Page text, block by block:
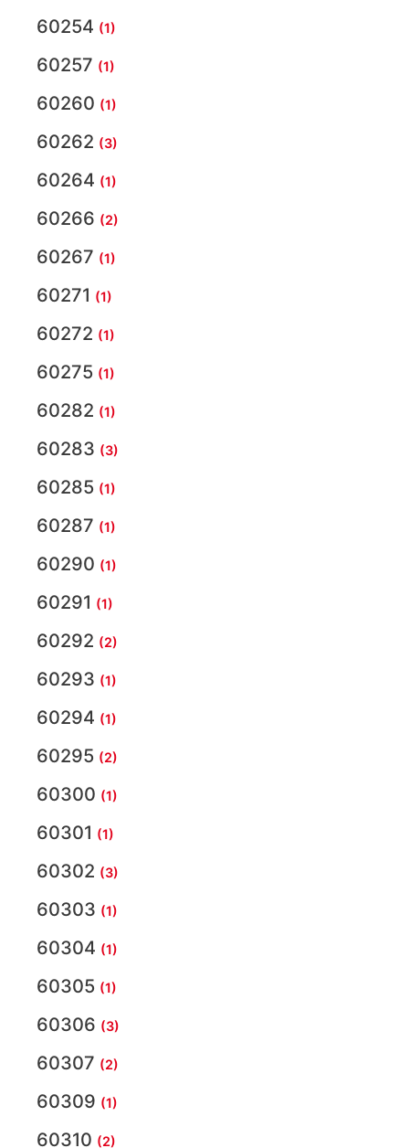
60254 (1)
60257 (1)
60260 (1)
60262 (3)
60264 (1)
60266 (2)
60267 (1)
60271 (1)
60272 (1)
60275 (1)
60282 (1)
60283 (3)
60285 (1)
60287 (1)
60290 (1)
60291 (1)
60292 (2)
60293 (1)
60294 (1)
60295 (2)
60300 (1)
60301 (1)
60302 (3)
60303 (1)
60304 (1)
60305 (1)
60306 (3)
60307 (2)
60309 (1)
60310 (2)